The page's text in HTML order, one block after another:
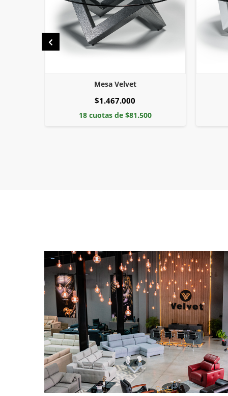
Mesa Velvet Doble
$2.241.000
18 cuotas de $124.500